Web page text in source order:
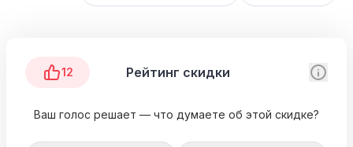
12 Рейтинг скидки
Ваш голос решает — что думаете об этой скидке?